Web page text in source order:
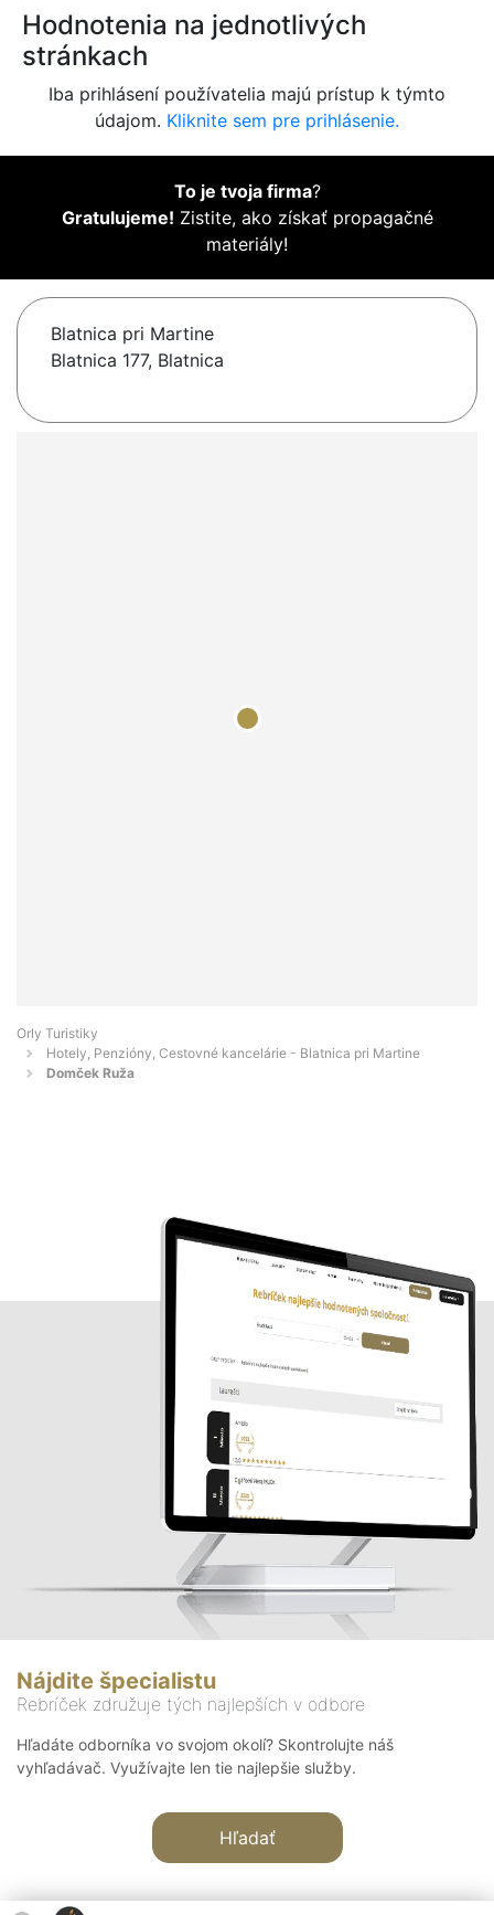
Hodnotenia na jednotlivých
stránkach
Iba prihlásení používatelia majú prístup k týmto
údajom. Kliknite sem pre prihlásenie.
To je tvoja firma?
Gratulujeme! Zistite, ako získať propagačné
materiály!
Blatnica pri Martine
Blatnica 177, Blatnica
Orly Turistiky
Hotely, Penzióny, Cestovné kancelárie - Blatnica pri Martine
Domček Ruža
Nájdite špecialistu
Rebríček združuje tých najlepších v odbore
Hľadáte odborníka vo svojom okolí? Skontrolujte náš
vyhľadávač. Využívajte len tie najlepšie služby.
Hľadať